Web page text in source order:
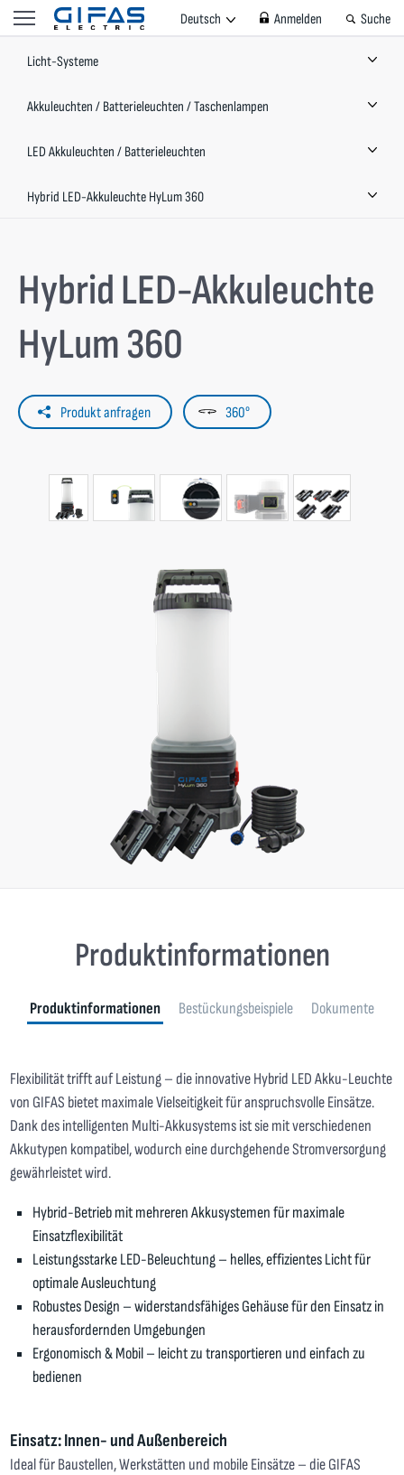
Deutsch Anmelden Suche
Licht-Systeme
Akkuleuchten / Batterieleuchten / Taschenlampen
LED Akkuleuchten / Batterieleuchten
Hybrid LED-Akkuleuchte HyLum 360
Hybrid LED-Akkuleuchte
HyLum 360
Produkt anfragen 360°
Produktinformationen
Produktinformationen Bestückungsbeispiele Dokumente
Flexibilität trifft auf Leistung – die innovative Hybrid LED Akku-Leuchte
von GIFAS bietet maximale Vielseitigkeit für anspruchsvolle Einsätze.
Dank des intelligenten Multi-Akkusystems ist sie mit verschiedenen
Akkutypen kompatibel, wodurch eine durchgehende Stromversorgung
gewährleistet wird.
Hybrid-Betrieb mit mehreren Akkusystemen für maximale
Einsatzflexibilität
Leistungsstarke LED-Beleuchtung – helles, effizientes Licht für
optimale Ausleuchtung
Robustes Design – widerstandsfähiges Gehäuse für den Einsatz in
herausfordernden Umgebungen
Ergonomisch & Mobil – leicht zu transportieren und einfach zu
bedienen
Einsatz: Innen- und Außenbereich
Ideal für Baustellen, Werkstätten und mobile Einsätze – die GIFAS